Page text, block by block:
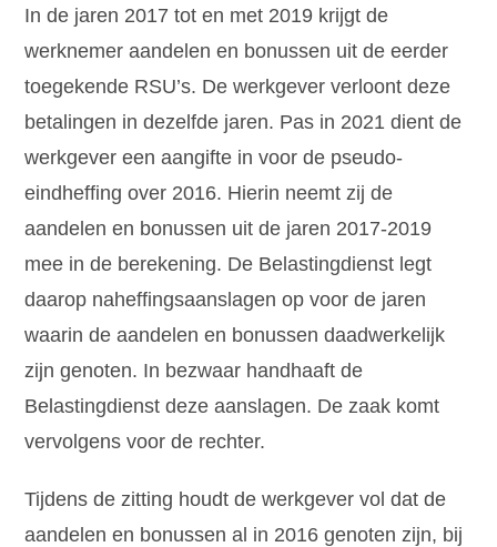
In de jaren 2017 tot en met 2019 krijgt de
werknemer aandelen en bonussen uit de eerder
toegekende RSU’s. De werkgever verloont deze
betalingen in dezelfde jaren. Pas in 2021 dient de
werkgever een aangifte in voor de pseudo-
eindheffing over 2016. Hierin neemt zij de
aandelen en bonussen uit de jaren 2017-2019
mee in de berekening. De Belastingdienst legt
daarop naheffingsaanslagen op voor de jaren
waarin de aandelen en bonussen daadwerkelijk
zijn genoten. In bezwaar handhaaft de
Belastingdienst deze aanslagen. De zaak komt
vervolgens voor de rechter.
Tijdens de zitting houdt de werkgever vol dat de
aandelen en bonussen al in 2016 genoten zijn, bij